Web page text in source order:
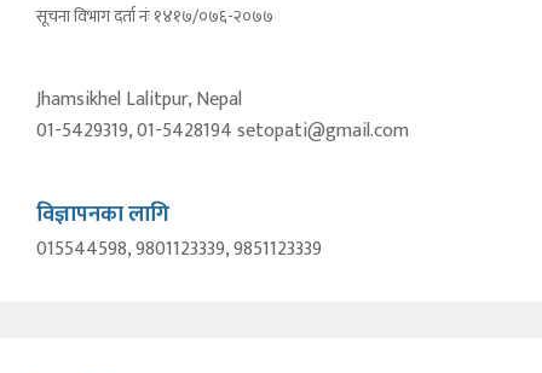
सूचना विभाग दर्ता नंः १४१७/०७६-२०७७
Jhamsikhel Lalitpur, Nepal
01-5429319, 01-5428194 setopati@gmail.com
विज्ञापनका लागि
015544598, 9801123339, 9851123339